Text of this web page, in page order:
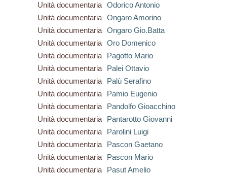
Unità documentaria
Odorico Antonio
Unità documentaria
Ongaro Amorino
Unità documentaria
Ongaro Gio.Batta
Unità documentaria
Oro Domenico
Unità documentaria
Pagotto Mario
Unità documentaria
Palei Ottavio
Unità documentaria
Palù Serafino
Unità documentaria
Pamio Eugenio
Unità documentaria
Pandolfo Gioacchino
Unità documentaria
Pantarotto Giovanni
Unità documentaria
Parolini Luigi
Unità documentaria
Pascon Gaetano
Unità documentaria
Pascon Mario
Unità documentaria
Pasut Amelio